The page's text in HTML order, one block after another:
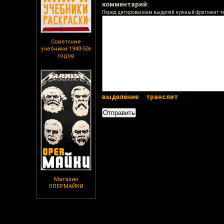
Советские
учебники 1940-50х
годов
Магазин
ОПЕРМАЙКИ
комментарий:
Перед цитированием выделяй нужный фрагмент
выделение транслит